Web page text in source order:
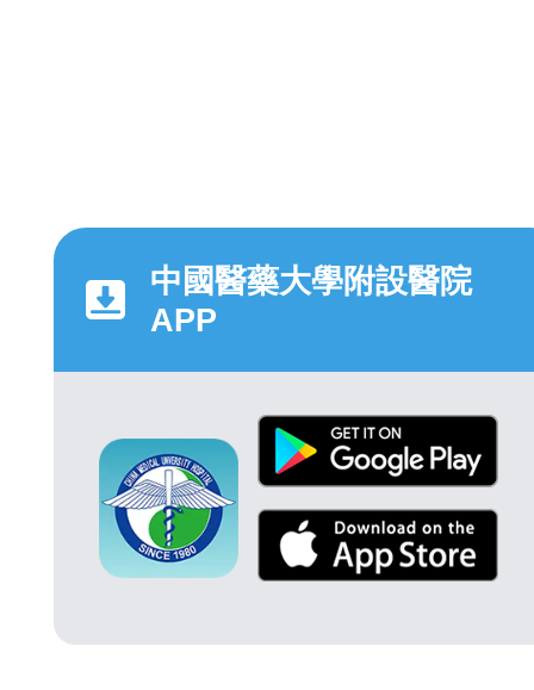
中國醫藥大學附設醫院
APP